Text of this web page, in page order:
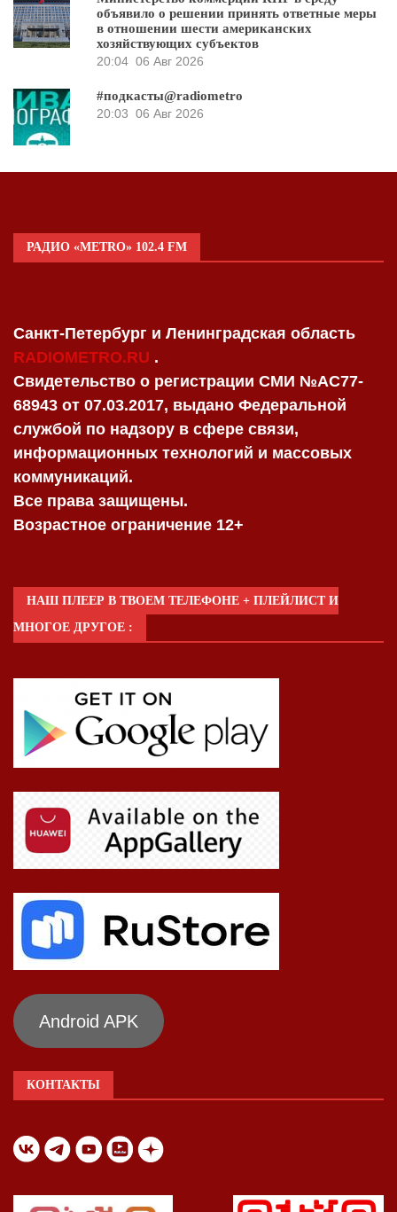
объявило о решении принять ответные меры
в отношении шести американских
хозяйствующих субъектов
20:04 06 Авг 2026
#подкасты@radiometro
20:03 06 Авг 2026
РАДИО «METRO» 102.4 FM
Санкт-Петербург и Ленинградская область
RADIOMETRO.RU .
Свидетельство о регистрации СМИ №AC77-
68943 от 07.03.2017, выдано Федеральной
службой по надзору в сфере связи,
информационных технологий и массовых
коммуникаций.
Все права защищены.
Возрастное ограничение 12+
НАШ ПЛЕЕР В ТВОЕМ ТЕЛЕФОНЕ + ПЛЕЙЛИСТ И
МНОГОЕ ДРУГОЕ :
Android APK
КОНТАКТЫ